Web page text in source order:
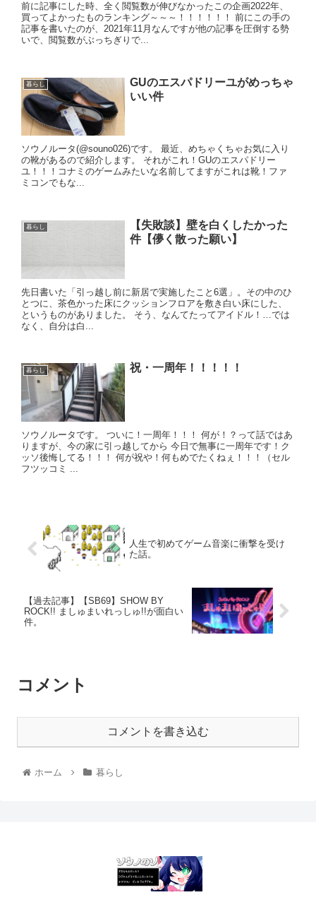
前に記事にした時、全く閲覧数が伸びなかったこの企画2022年、
買ってよかったものランキング～～～！！！！！！ 前にこの手の
記事を書いたのが、2021年11月なんですが他の記事を圧倒する勢
いで、閲覧数がぶっちぎりで...
暮らし
GUのエスパドリーユがめっちゃ
いい件
ソウノルータ(@souno026)です。 最近、めちゃくちゃお気に入り
の靴があるので紹介します。 それがこれ！GUのエスパドリー
ユ！！！コナミのゲームみたいな名前してますがこれは靴！ファ
ミコンでもな...
暮らし
【失敗談】壁を白くしたかった
件【儚く散った願い】
先日書いた「引っ越し前に新居で実施したこと6選」。その中のひ
とつに、茶色かった床にクッションフロアを敷き白い床にした、
というものがありました。 そう、なんてたってアイドル！…では
なく、自分は白...
暮らし 祝・一周年！！！！！
ソウノルータです。 ついに！一周年！！！ 何が！？って話ではあ
りますが、今の家に引っ越してから 今日で無事に一周年です！ク
ッソ後悔してる！！！ 何が祝や！何もめでたくねぇ！！！（セル
フツッコミ ...
人生で初めてゲーム音楽に衝撃を受け
た話。
【過去記事】【SB69】SHOW BY
ROCK!! ましゅまいれっしゅ!!が面白い
件。
コメント
コメントを書き込む
ホーム 暮らし